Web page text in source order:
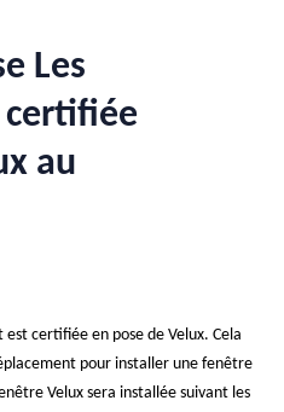
Les
au
certifiée en pose de Velux. Cela
pour installer une fenêtre
Velux sera installée suivant les